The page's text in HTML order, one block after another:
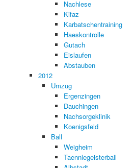
Nachlese
Kifaz
Karbatschentraining
Haeskontrolle
Gutach
Eislaufen
Abstauben
2012
Umzug
Ergenzingen
Dauchingen
Nachsorgeklinik
Koenigsfeld
Ball
Weigheim
Taennlegeisterball